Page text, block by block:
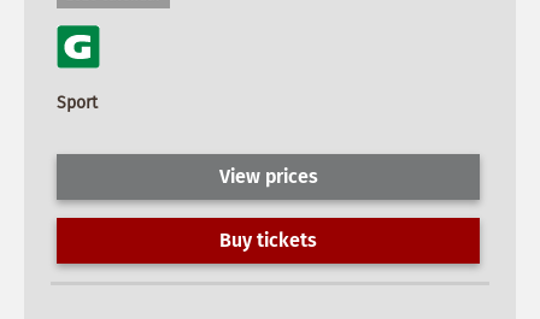
Sport
View prices
Buy tickets